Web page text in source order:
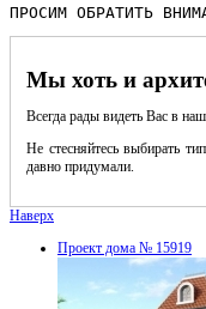
ПРОСИМ ОБРАТИТЬ
Мы хоть и
Всегда рады видеть Вас в
Не стесняйтесь выбирать
давно придумали.
Наверх
Проект дома № 15919